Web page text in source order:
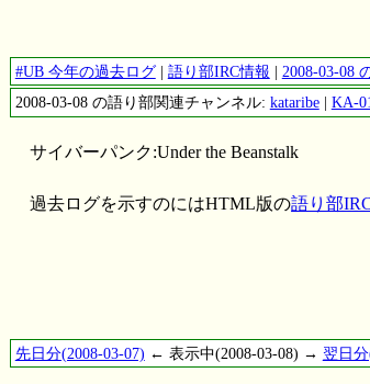
#UB 今年の過去ログ| 語り部IRC情報 | 2008-03-08
2008-03-08 の語り部関連チャンネル: kataribe| KA-
サイバーパンク:Under the Beanstalk
過去ログを示すのにはHTML版の語り部
先日分(2008-03-07) ← 表示中(2008-03-08) → 翌日